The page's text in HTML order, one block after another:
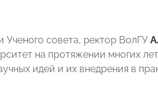
Ученого совета, ректор ВолГУ
на протяжении многих
идей и их внедрения в